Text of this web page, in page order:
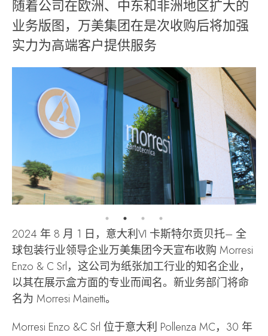
随着公司在欧洲、中东和非洲地区扩大的
业务版图，万美集团在是次收购后将加强
实力为高端客户提供服务
2024 年 8 月 1 日，意大利VI 卡斯特尔贡贝托– 全
球包装行业领导企业万美集团今天宣布收购 Morresi
Enzo & C Srl，这公司为纸张加工行业的知名企业，
以其在展示盒方面的专业而闻名。新业务部门将命
名为 Morresi Mainetti。
Morresi Enzo &C Srl 位于意大利 Pollenza MC，30 年